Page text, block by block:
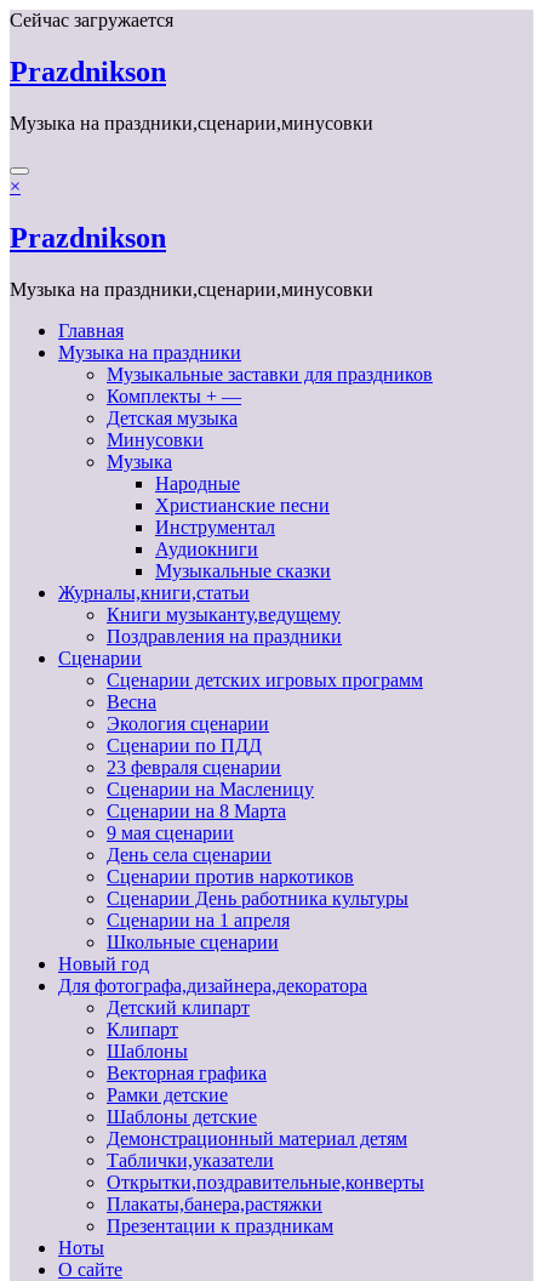
Перейти
содержимому
Сейчас загружается
Prazdnikson
Музыка на праздники,сценарии,минусовки
×
Prazdnikson
Музыка на праздники,сценарии,минусовки
Главная
Музыка на праздники
Музыкальные заставки для праздников
Комплекты + —
Детская музыка
Минусовки
Музыка
Народные
Христианские песни
Инструментал
Аудиокниги
Музыкальные сказки
Журналы,книги,статьи
Книги музыканту,ведущему
Поздравления на праздники
Сценарии
Сценарии детских игровых программ
Весна
Экология сценарии
Сценарии по ПДД
23 февраля сценарии
Сценарии на Масленицу
Сценарии на 8 Марта
9 мая сценарии
День села сценарии
Сценарии против наркотиков
Сценарии День работника культуры
Сценарии на 1 апреля
Школьные сценарии
Новый год
Для фотографа,дизайнера,декоратора
Детский клипарт
Клипарт
Шаблоны
Векторная графика
Рамки детские
Шаблоны детские
Демонстрационный материал детям
Таблички,указатели
Открытки,поздравительные,конверты
Плакаты,банера,растяжки
Презентации к праздникам
Ноты
О сайте